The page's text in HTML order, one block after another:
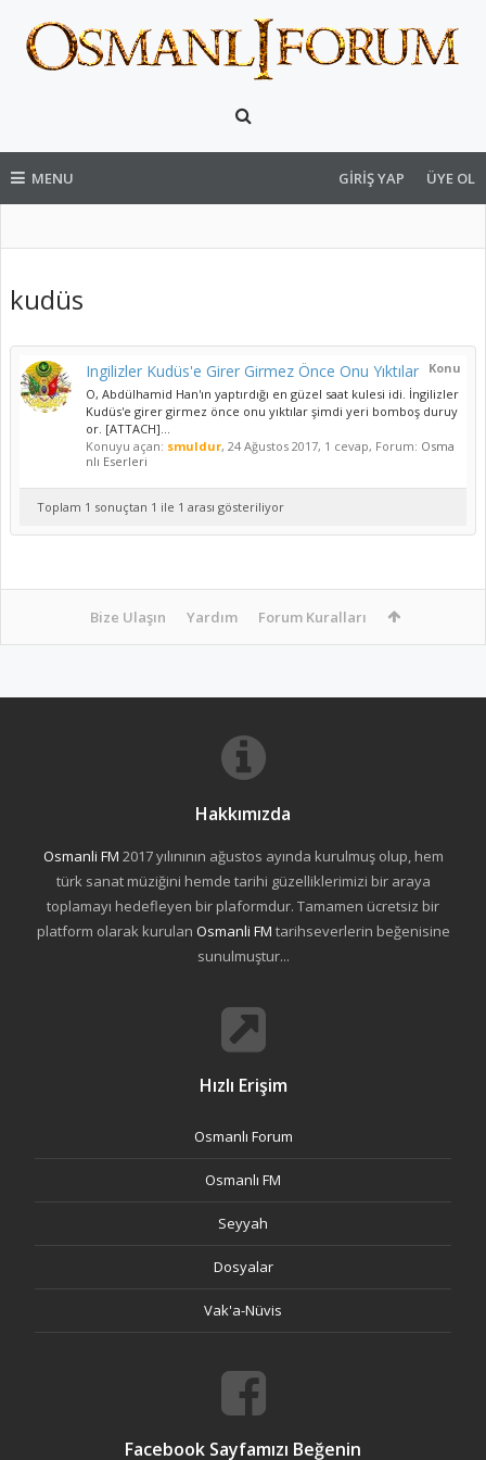
MENU GIRIŞ YAP ÜYE OL
kudüs
Konu
Ingilizler Kudüs'e Girer Girmez Önce Onu Yıktılar
O, Abdülhamid Han'ın yaptırdığı en güzel saat kulesi idi. İngilizler
Kudüs'e girer girmez önce onu yıktılar şimdi yeri bomboş duruy
or. [ATTACH]...
Konuyu açan: smuldur, 24 Ağustos 2017, 1 cevap, Forum: Osma
nlı Eserleri
Toplam 1 sonuçtan 1 ile 1 arası gösteriliyor
Bize Ulaşın Yardım Forum Kuralları
Hakkımızda
Osmanli FM 2017 yılınının ağustos ayında kurulmuş olup, hem
türk sanat müziğini hemde tarihi güzelliklerimizi bir araya
toplamayı hedefleyen bir plaformdur. Tamamen ücretsiz bir
platform olarak kurulan Osmanli FM tarihseverlerin beğenisine
sunulmuştur...
Hızlı Erişim
Osmanlı Forum
Osmanlı FM
Seyyah
Dosyalar
Vak'a-Nüvis
Facebook Sayfamızı Beğenin